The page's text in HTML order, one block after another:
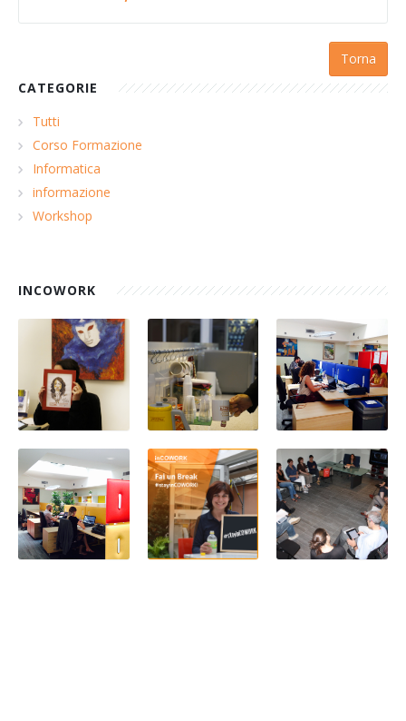
Torna
CATEGORIE
Tutti
Corso Formazione
Informatica
informazione
Workshop
INCOWORK